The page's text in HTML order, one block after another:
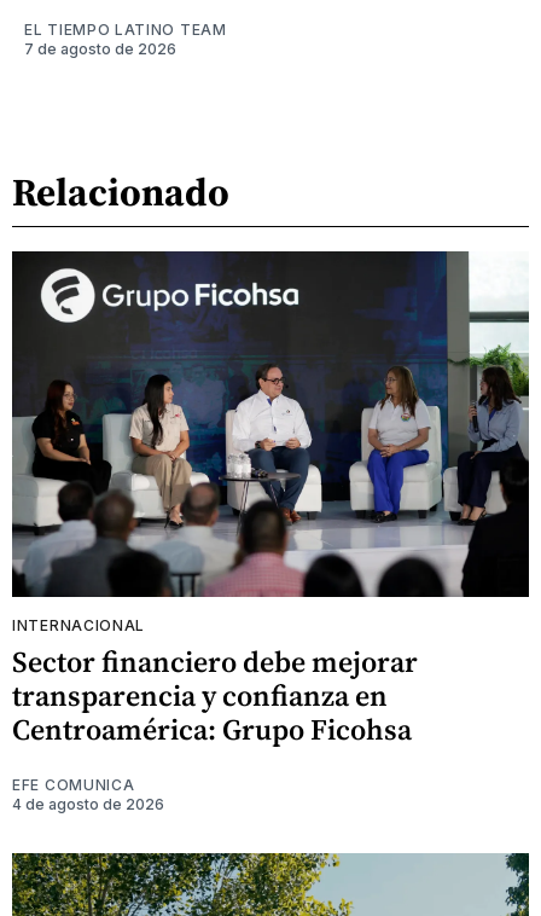
EL TIEMPO LATINO TEAM
7 de agosto de 2026
Relacionado
INTERNACIONAL
Sector financiero debe mejorar
transparencia y confianza en
Centroamérica: Grupo Ficohsa
EFE COMUNICA
4 de agosto de 2026